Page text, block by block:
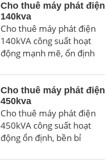
Cho thuê máy phát điện
140kva
Cho thuê máy phát điện
140kVA công suất hoạt
động mạnh mẽ, ổn định
Cho thuê máy phát điện
450kva
Cho thuê máy phát điện
450kVA công suất hoạt
động ổn định, bền bỉ